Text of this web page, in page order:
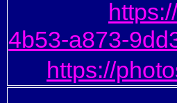
4b53-a873-
https://